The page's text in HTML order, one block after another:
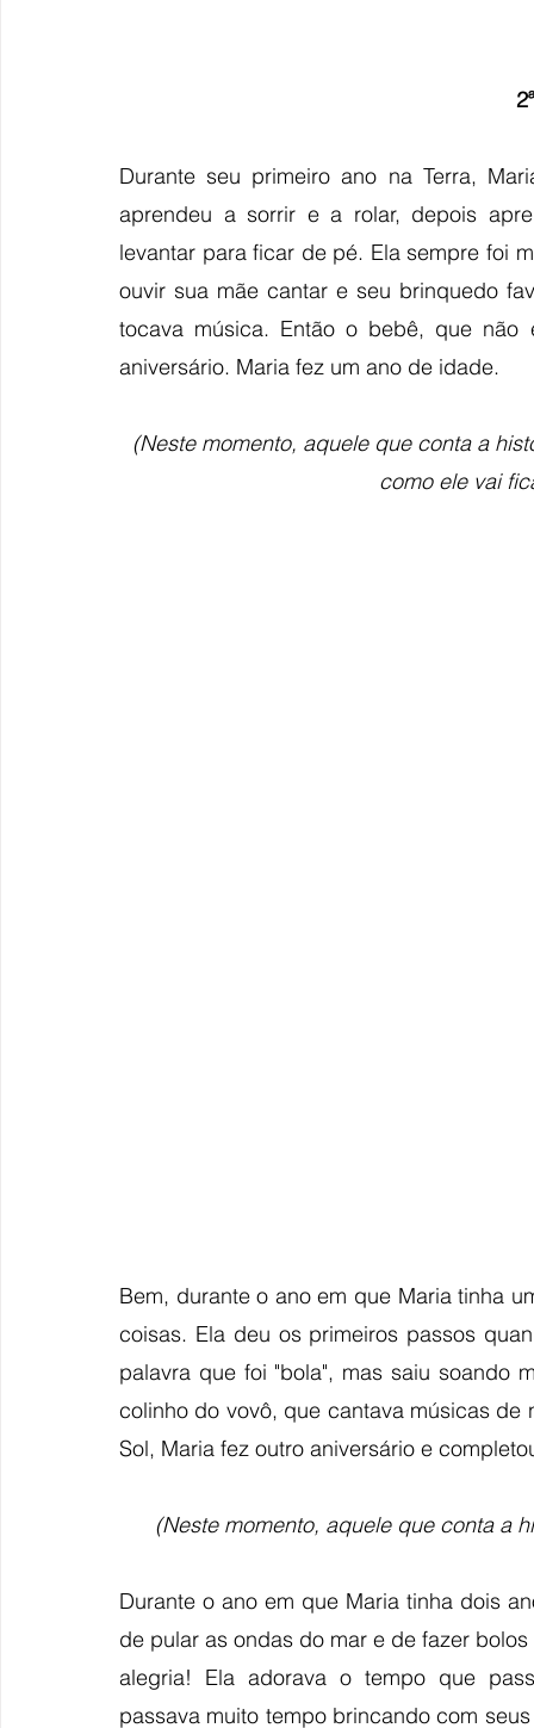
Durante seu primeiro ano na Terra,
aprendeu a sorrir e a rolar, depois
levantar para ficar de pé. Ela sempre foi
ouvir sua mãe cantar e seu brinquedo
tocava música. Então o bebê, que não
aniversário. Maria fez um ano de idade.
(Neste momento, aquele que conta a
como ele vai
Bem, durante o ano em que Maria tinha
coisas. Ela deu os primeiros passos
palavra que foi "bola", mas saiu soando
colinho do vovô, que cantava músicas de
Sol, Maria fez outro aniversário e
(Neste momento, aquele que conta a
Durante o ano em que Maria tinha dois
de pular as ondas do mar e de fazer
alegria! Ela adorava o tempo que
passava muito tempo brincando com